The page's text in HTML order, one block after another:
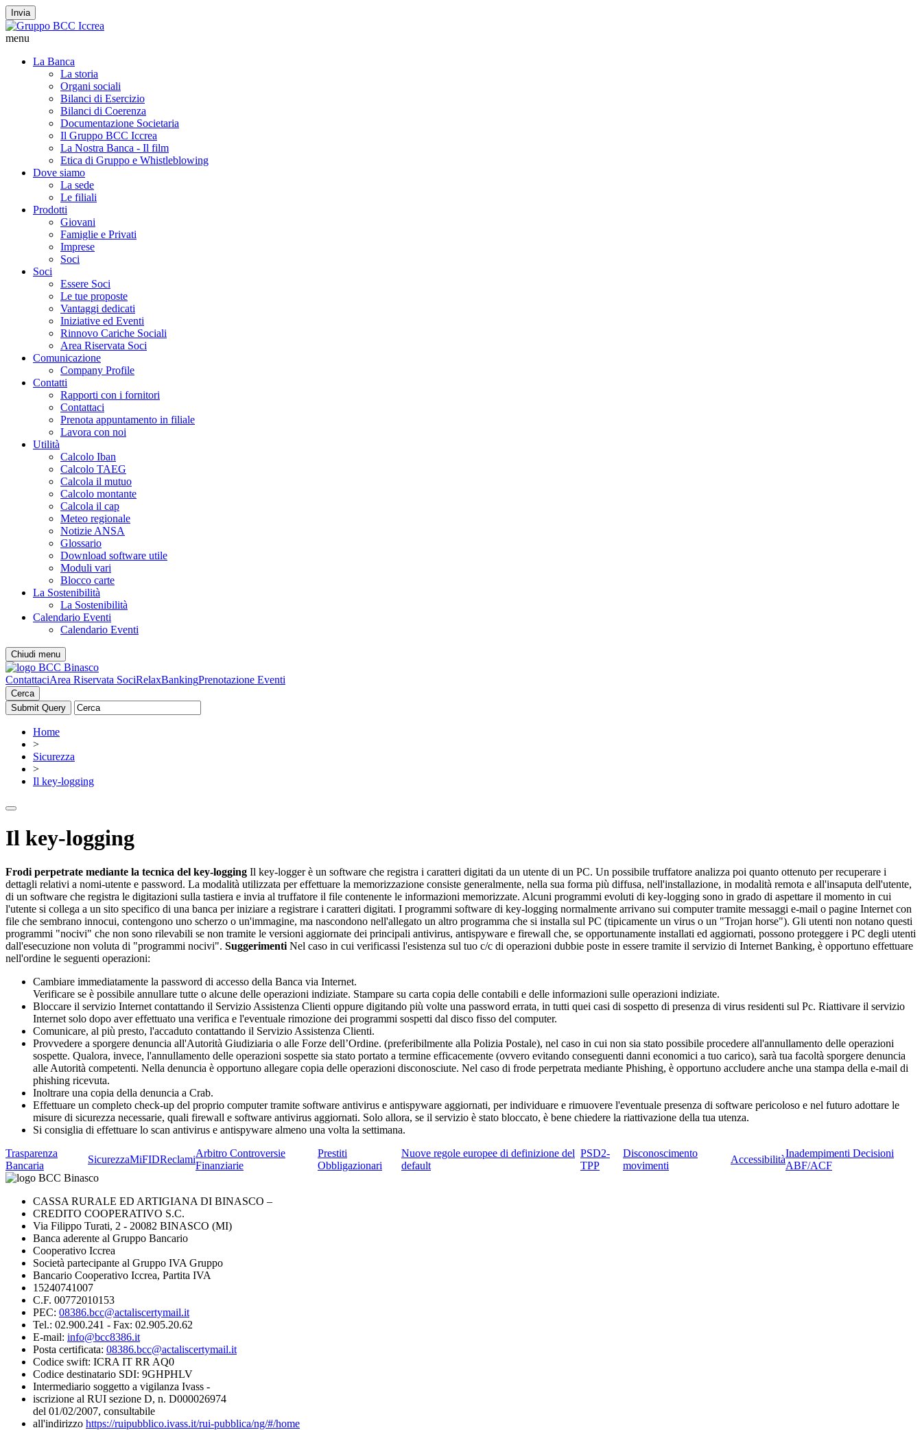
Invia
menu
La Banca
La storia
Organi sociali
Bilanci di Esercizio
Bilanci di Coerenza
Documentazione Societaria
Il Gruppo BCC Iccrea
La Nostra Banca - Il film
Etica di Gruppo e Whistleblowing
Dove siamo
La sede
Le filiali
Prodotti
Giovani
Famiglie e Privati
Imprese
Soci
Soci
Essere Soci
Le tue proposte
Vantaggi dedicati
Iniziative ed Eventi
Rinnovo Cariche Sociali
Area Riservata Soci
Comunicazione
Company Profile
Contatti
Rapporti con i fornitori
Contattaci
Prenota appuntamento in filiale
Lavora con noi
Utilità
Calcolo Iban
Calcolo TAEG
Calcola il mutuo
Calcolo montante
Calcola il cap
Meteo regionale
Notizie ANSA
Glossario
Download software utile
Moduli vari
Blocco carte
La Sostenibilità
La Sostenibilità
Calendario Eventi
Calendario Eventi
Chiudi menu
ContattaciArea Riservata SociRelaxBankingPrenotazione Eventi
Cerca
Home
>
Sicurezza
>
Il key-logging
Il key-logging
Frodi perpetrate mediante la tecnica del key-logging Il key-logger è un software che registra i caratteri digitati da un utente di un PC. Un possibile truffatore analizza poi quanto ottenuto per recuperare i
dettagli relativi a nomi-utente e password. La modalità utilizzata per effettuare la memorizzazione consiste generalmente, nella sua forma più diffusa, nell'installazione, in modalità remota e all'insaputa dell'utente,
di un software che registra le digitazioni sulla tastiera e invia al truffatore il file contenente le informazioni memorizzate. Alcuni programmi evoluti di key-logging sono in grado di aspettare il momento in cui
l'utente si collega a un sito specifico di una banca per iniziare a registrare i caratteri digitati. I programmi software di key-logging normalmente arrivano sui computer tramite messaggi e-mail o pagine Internet con
file che sembrano innocui, contengono uno scherzo o un'immagine, ma nascondono nell'allegato un altro programma che si installa sul PC (tipicamente un virus o un "Trojan horse"). Gli utenti non notano questi
programmi "nocivi" che non sono rilevabili se non tramite le versioni aggiornate dei principali antivirus, antispyware e firewall che, se opportunamente installati ed aggiornati, possono proteggere i PC degli utenti
dall'esecuzione non voluta di "programmi nocivi". Suggerimenti Nel caso in cui verificassi l'esistenza sul tuo c/c di operazioni dubbie poste in essere tramite il servizio di Internet Banking, è opportuno effettuare
nell'ordine le seguenti operazioni:
Cambiare immediatamente la password di accesso della Banca via Internet.
Verificare se è possibile annullare tutte o alcune delle operazioni indiziate. Stampare su carta copia delle contabili e delle informazioni sulle operazioni indiziate.
Bloccare il servizio Internet contattando il Servizio Assistenza Clienti oppure digitando più volte una password errata, in tutti quei casi di sospetto di presenza di virus residenti sul Pc. Riattivare il servizio
Internet solo dopo aver effettuato una verifica e l'eventuale rimozione dei programmi sospetti dal disco fisso del computer.
Comunicare, al più presto, l'accaduto contattando il Servizio Assistenza Clienti.
Provvedere a sporgere denuncia all'Autorità Giudiziaria o alle Forze dell’Ordine. (preferibilmente alla Polizia Postale), nel caso in cui non sia stato possibile procedere all'annullamento delle operazioni
sospette. Qualora, invece, l'annullamento delle operazioni sospette sia stato portato a termine efficacemente (ovvero evitando conseguenti danni economici a tuo carico), sarà tua facoltà sporgere denuncia
alle Autorità competenti. Nella denuncia è opportuno allegare copia delle operazioni disconosciute. Nel caso di frode perpetrata mediante Phishing, è opportuno accludere anche una stampa della e-mail di
phishing ricevuta.
Inoltrare una copia della denuncia a Crab.
Effettuare un completo check-up del proprio computer tramite software antivirus e antispyware aggiornati, per individuare e rimuovere l'eventuale presenza di software pericoloso e nel futuro adottare le
misure di sicurezza necessarie, quali firewall e software antivirus aggiornati. Solo allora, se il servizio è stato bloccato, è bene chiedere la riattivazione della tua utenza.
Si consiglia di effettuare lo scan antivirus e antispyware almeno una volta la settimana.
Trasparenza
Bancaria
SicurezzaMiFIDReclami
Arbitro Controversie
Finanziarie
Prestiti
Obbligazionari
Nuove regole europee di definizione del
default
PSD2-
TPP
Disconoscimento
movimenti
Accessibilità
Inadempimenti Decisioni
ABF/ACF
CASSA RURALE ED ARTIGIANA DI BINASCO –
CREDITO COOPERATIVO S.C.
Via Filippo Turati, 2 - 20082 BINASCO (MI)
Banca aderente al Gruppo Bancario
Cooperativo Iccrea
Società partecipante al Gruppo IVA Gruppo
Bancario Cooperativo Iccrea, Partita IVA
15240741007
C.F. 00772010153
PEC: 08386.bcc@actaliscertymail.it
Tel.: 02.900.241 - Fax: 02.905.20.62
E-mail: info@bcc8386.it
Posta certificata: 08386.bcc@actaliscertymail.it
Codice swift: ICRA IT RR AQ0
Codice destinatario SDI: 9GHPHLV
Intermediario soggetto a vigilanza Ivass -
iscrizione al RUI sezione D, n. D000026974
del 01/02/2007, consultabile
all'indirizzo https://ruipubblico.ivass.it/rui-pubblica/ng/#/home